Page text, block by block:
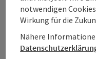
Kontakt
Salzkammergut
notwendigen
Wirkung für die
Nähere